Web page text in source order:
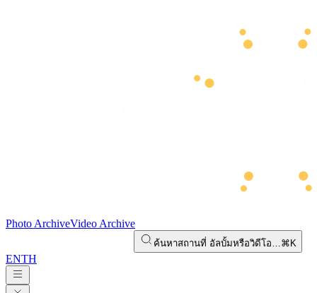
Photo ArchiveVideo Archive
ค้นหาสถานที่ อัลบั้มหรือวิดีโอ…⌘K
ENTH